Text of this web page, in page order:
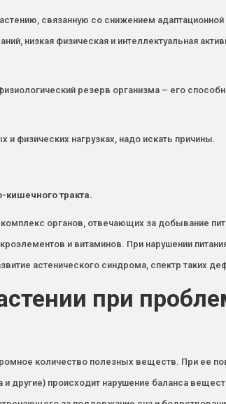
связанную со снижением адаптационной
низкая физическая и интеллектуальная
резерв организма – его
физических нагрузках, надо искать причины.
кишечного тракта.
органов, отвечающих за добывание
и витаминов. При нарушении
астенического синдрома, спектр таких
при
количество полезных веществ. При ее
другие) происходит нарушение баланса